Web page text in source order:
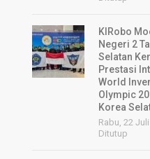
KIRobo
Negeri 2
Selatan
Prestasi
World
Olympic
Korea
Rabu, 22
Ditutup